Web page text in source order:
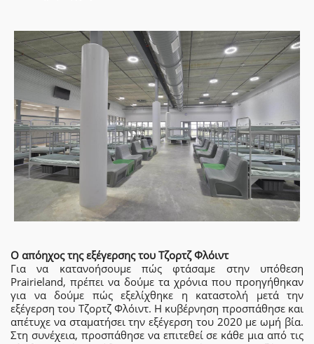
Ο απόηχος της εξέγερσης του Τζορτζ Φλόιντ
Για να κατανοήσουμε πώς φτάσαμε στην υπόθεση
Prairieland, πρέπει να δούμε τα χρόνια που προηγήθηκαν
για να δούμε πώς εξελίχθηκε η καταστολή μετά την
εξέγερση του Τζορτζ Φλόιντ. Η κυβέρνηση προσπάθησε και
απέτυχε να σταματήσει την εξέγερση του 2020 με ωμή βία.
Στη συνέχεια, προσπάθησε να επιτεθεί σε κάθε μια από τις